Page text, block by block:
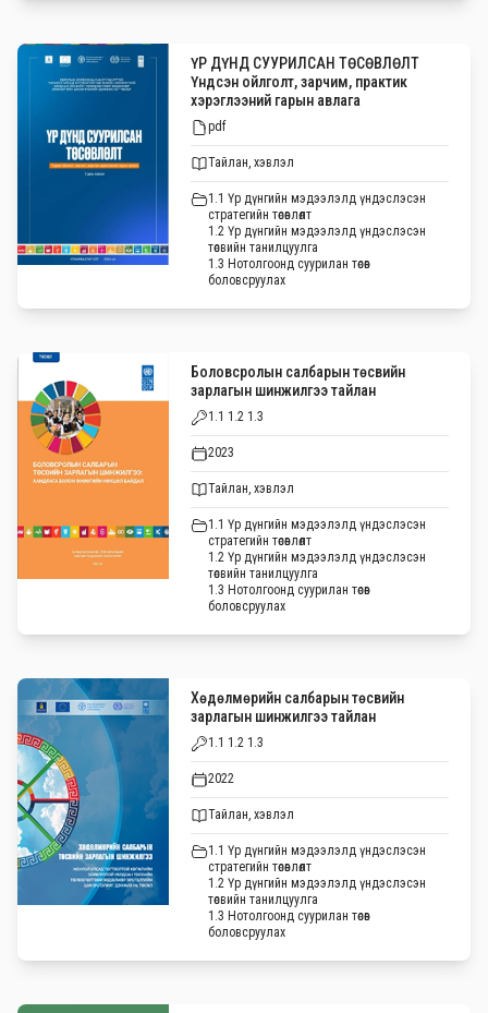
ҮР ДҮНД СУУРИЛСАН ТӨСӨВЛӨЛТ
Үндсэн ойлголт, зарчим, практик
хэрэглээний гарын авлага
pdf
Тайлан, хэвлэл
1.1 Үр дүнгийн мэдээлэлд үндэслэсэн
стратегийн төсөвлөлт
1.2 Үр дүнгийн мэдээлэлд үндэслэсэн
төсвийн танилцуулга
1.3 Нотолгоонд суурилан төсөв
боловсруулах
Боловсролын салбарын төсвийн
зарлагын шинжилгээ тайлан
1.1 1.2 1.3
2023
Тайлан, хэвлэл
1.1 Үр дүнгийн мэдээлэлд үндэслэсэн
стратегийн төсөвлөлт
1.2 Үр дүнгийн мэдээлэлд үндэслэсэн
төсвийн танилцуулга
1.3 Нотолгоонд суурилан төсөв
боловсруулах
Хөдөлмөрийн салбарын төсвийн
зарлагын шинжилгээ тайлан
1.1 1.2 1.3
2022
Тайлан, хэвлэл
1.1 Үр дүнгийн мэдээлэлд үндэслэсэн
стратегийн төсөвлөлт
1.2 Үр дүнгийн мэдээлэлд үндэслэсэн
төсвийн танилцуулга
1.3 Нотолгоонд суурилан төсөв
боловсруулах